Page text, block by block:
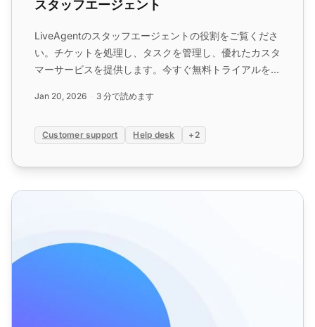
スタッフエージェント
LiveAgentのスタッフエージェントの役割をご覧くださ
い。チケットを処理し、タスクを管理し、優れたカスタ
マーサービスを提供します。今すぐ無料トライアルを開
Jan 20, 2026 3 分で読めます
Customer support Help desk +2
エージェント機能